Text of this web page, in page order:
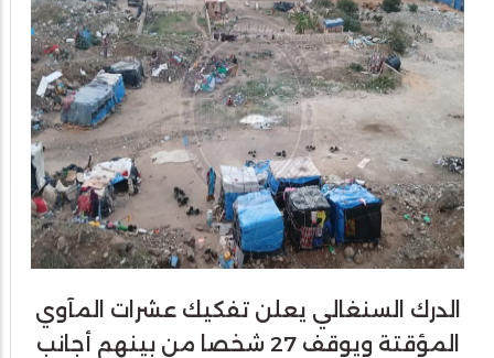
الدرك السنغالي يعلن تفكيك عشرات المآوي
المؤقتة ويوقف 27 شخصا من بينهم أجانب